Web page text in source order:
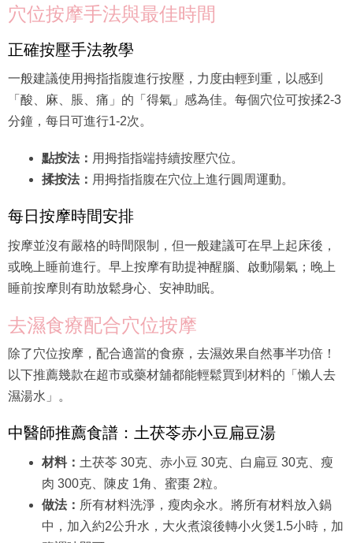
穴位按摩手法與最佳時間
正確按壓手法教學
一般建議使用拇指指腹進行按壓，力度由輕到重，以感到
「酸、麻、脹、痛」的「得氣」感為佳。每個穴位可按揉2-3
分鐘，每日可進行1-2次。
點按法： 用拇指指端持續按壓穴位。
揉按法： 用拇指指腹在穴位上進行圓周運動。
每日按摩時間安排
按摩並沒有嚴格的時間限制，但一般建議可在早上起床後，
或晚上睡前進行。早上按摩有助提神醒腦、啟動陽氣；晚上
睡前按摩則有助放鬆身心、安神助眠。
去濕食療配合穴位按摩
除了穴位按摩，配合適當的食療，去濕效果自然事半功倍！
以下推薦幾款在超市或藥材舖都能輕鬆買到材料的「懶人去
濕湯水」。
中醫師推薦食譜：土茯苓赤小豆扁豆湯
材料： 土茯苓 30克、赤小豆 30克、白扁豆 30克、瘦
肉 300克、陳皮 1角、蜜棗 2粒。
做法： 所有材料洗淨，瘦肉汆水。將所有材料放入鍋
中，加入約2公升水，大火煮滾後轉小火煲1.5小時，加